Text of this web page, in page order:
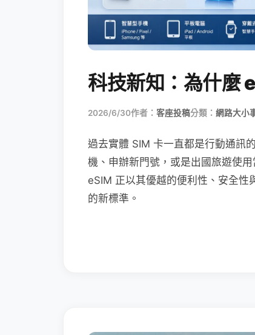
科技新知：為什麼
2026/6/30作者： 客座投稿分類： 網路大小
過去實體 SIM 卡一直都是行動通訊
機、申辦新門號，或是出國旅遊使
eSIM 正以其優越的便利性、安全性
的新標準。